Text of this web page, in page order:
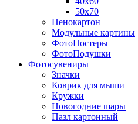
50х70
Пенокартон
Модульные картины
ФотоПостеры
ФотоПодушки
Фотоcувениры
Значки
Коврик для мыши
Кружки
Новогодние шары
Пазл картонный